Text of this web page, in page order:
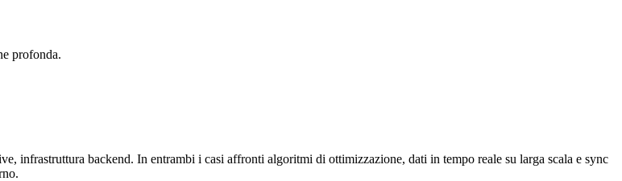
profonda.
infrastruttura backend. In entrambi i casi affronti algoritmi di ottimizzazione, dati in tempo reale su larga scala e sync